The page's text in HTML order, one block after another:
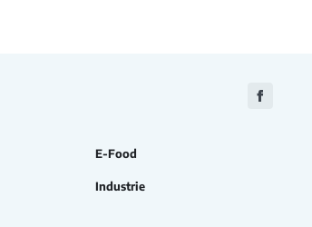
Zu
E-Food
Industrie